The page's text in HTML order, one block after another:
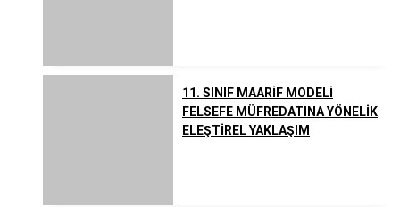
11. SINIF MAARİF MODELİ
FELSEFE MÜFREDATINA YÖNELİK
ELEŞTİREL YAKLAŞIM